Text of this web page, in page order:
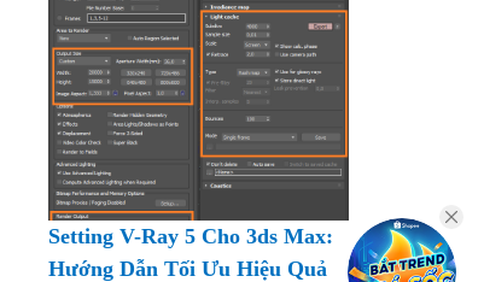
Setting V-Ray 5 Cho 3ds Max:
Hướng Dẫn Tối Ưu Hiệu Quả